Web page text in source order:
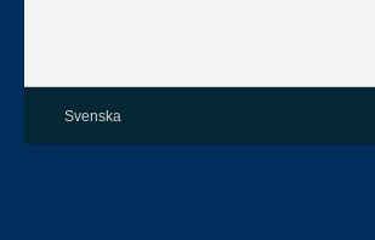
Svenska